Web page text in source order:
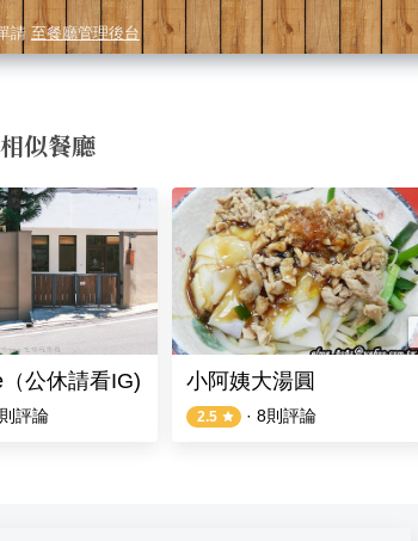
請 至餐廳管理後台
似餐廳
公休請看IG)
則評論
小阿姨大湯圓
2.5 · 8則評論